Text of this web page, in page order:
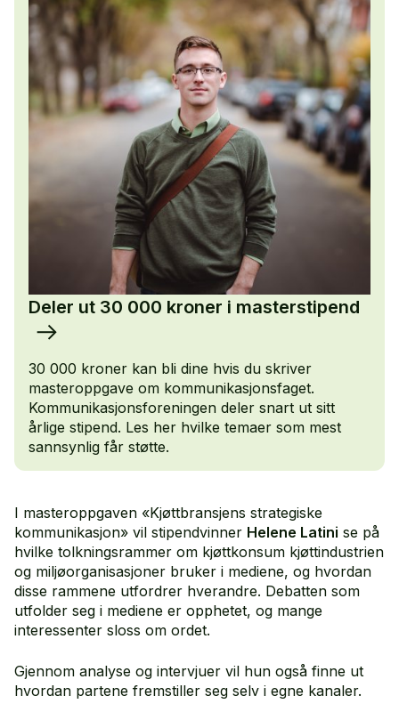
Portrett av Helene Latini, mottaker av
masterstipend 2020.
Deler ut 30 000 kroner i masterstipend
30 000 kroner kan bli dine hvis du skriver
masteroppgave om kommunikasjonsfaget.
Kommunikasjonsforeningen deler snart ut sitt
årlige stipend. Les her hvilke temaer som mest
sannsynlig får støtte.
I masteroppgaven «Kjøttbransjens strategiske
kommunikasjon» vil stipendvinner Helene Latini se på
hvilke tolkningsrammer om kjøttkonsum kjøttindustrien
og miljøorganisasjoner bruker i mediene, og hvordan
disse rammene utfordrer hverandre. Debatten som
utfolder seg i mediene er opphetet, og mange
interessenter sloss om ordet.
Gjennom analyse og intervjuer vil hun også finne ut
hvordan partene fremstiller seg selv i egne kanaler.